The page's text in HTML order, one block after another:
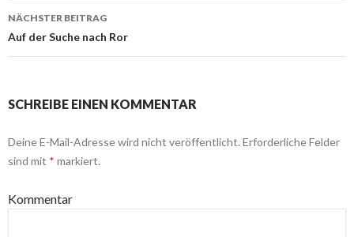
NÄCHSTER BEITRAG
Auf der Suche nach Ror
SCHREIBE EINEN KOMMENTAR
Deine E-Mail-Adresse wird nicht veröffentlicht. Erforderliche Felder
sind mit * markiert.
Kommentar